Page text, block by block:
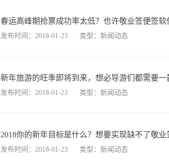
春运高峰期抢票成功率太低？也许敬业签便签软
发布时间：2018-01-23 类型：新闻动态
新年旅游的旺季即将到来，想必导游们都需要
发布时间：2018-01-23 类型：新闻动态
2018你的新年目标是什么？想要实现缺不了敬
发布时间：2018-01-23 类型：新闻动态